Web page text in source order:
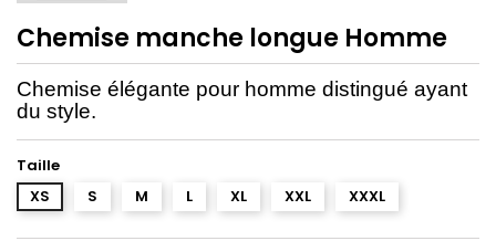
Chemise manche longue Homme
Chemise élégante pour homme distingué ayant
du style.
Taille
XS
S M L XL XXL XXXL